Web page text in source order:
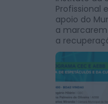
Profissional
apoio do
a
a